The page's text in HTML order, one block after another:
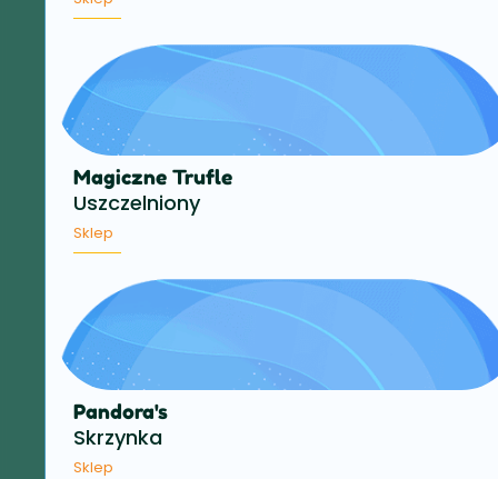
Magiczne Trufle
Uszczelniony
Sklep
Pandora's
Skrzynka
Sklep